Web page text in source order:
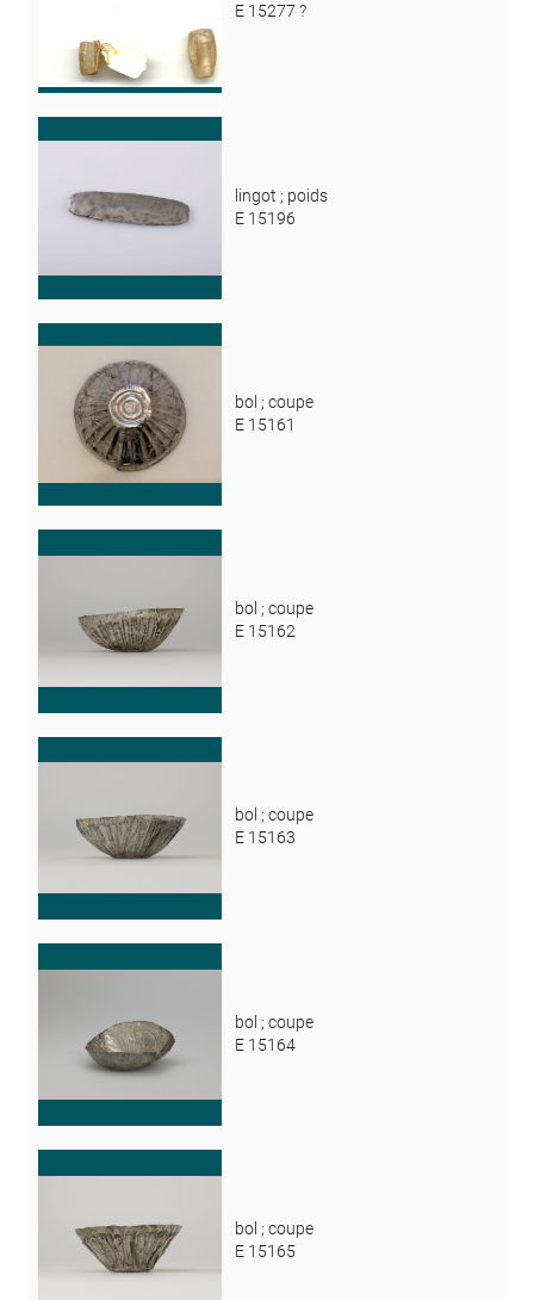
E 15277 ?
lingot ; poids
E 15196
bol ; coupe
E 15161
bol ; coupe
E 15162
bol ; coupe
E 15163
bol ; coupe
E 15164
bol ; coupe
E 15165